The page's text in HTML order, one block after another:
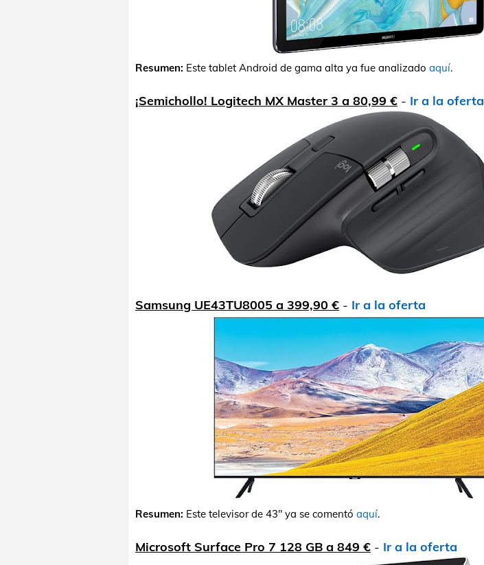
Resumen: Este tablet Android de gama alta ya fue analizado aquí.
¡Semichollo! Logitech MX Master 3 a 80,99 € - Ir a la oferta
Samsung UE43TU8005 a 399,90 € - Ir a la oferta
Resumen: Este televisor de 43" ya se comentó aquí.
Microsoft Surface Pro 7 128 GB a 849 € - Ir a la oferta